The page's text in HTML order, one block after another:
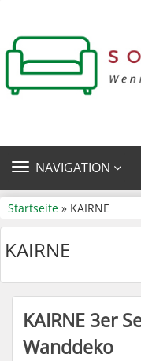
TOGGLE
NAVIGATION
Startseite » KAIRNE
KAIRNE
KAIRNE 3er
Wanddeko